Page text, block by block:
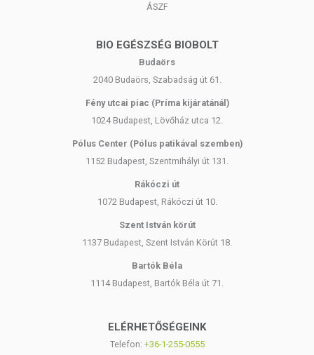
ÁSZF
BIO EGÉSZSÉG BIOBOLT
Budaörs
2040 Budaörs, Szabadság út 61.
Fény utcai piac (Príma kijáratánál)
1024 Budapest, Lövőház utca 12.
Pólus Center (Pólus patikával szemben)
1152 Budapest, Szentmihályi út 131.
Rákóczi út
1072 Budapest, Rákóczi út 10.
Szent István körút
1137 Budapest, Szent István Körút 18.
Bartók Béla
1114 Budapest, Bartók Béla út 71.
ELÉRHETŐSÉGEINK
Telefon: +36-1-255-0555